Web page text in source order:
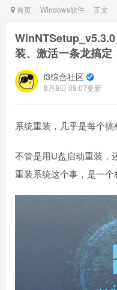
首页 Windows软件 正文
装、激活一条龙搞定
i3综合社区
8月8日 09:07更新
系统重装，几乎是每个搞
不管是用U盘启动重装，
重装系统这个事，是一个